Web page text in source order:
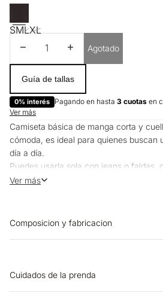
SMLXL
Disminuir cantidadAumentar cantidad
Agotado
Guía de tallas
0% interés Pagando en hasta 3 cuotas en
Ver más
Camiseta básica de manga corta y
cómoda, es ideal para quienes buscan
día a día.
Puedes usarla sola con jeans o faldas,
capas.
Ver más
Composicion y fabricacion
Cuidados de la prenda